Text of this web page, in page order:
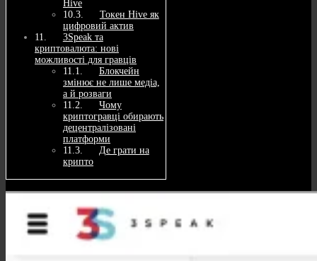
Hive
Токен Hive як
цифровий актив
3Speak та
криптовалюта: нові
можливості для гравців
Блокчейн
змінює не лише медіа,
а й розваги
Чому
криптогравці обирають
децентралізовані
платформи
Де грати на
крипто